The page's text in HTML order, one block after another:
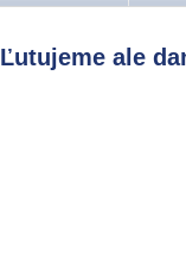
Ľutujeme ale